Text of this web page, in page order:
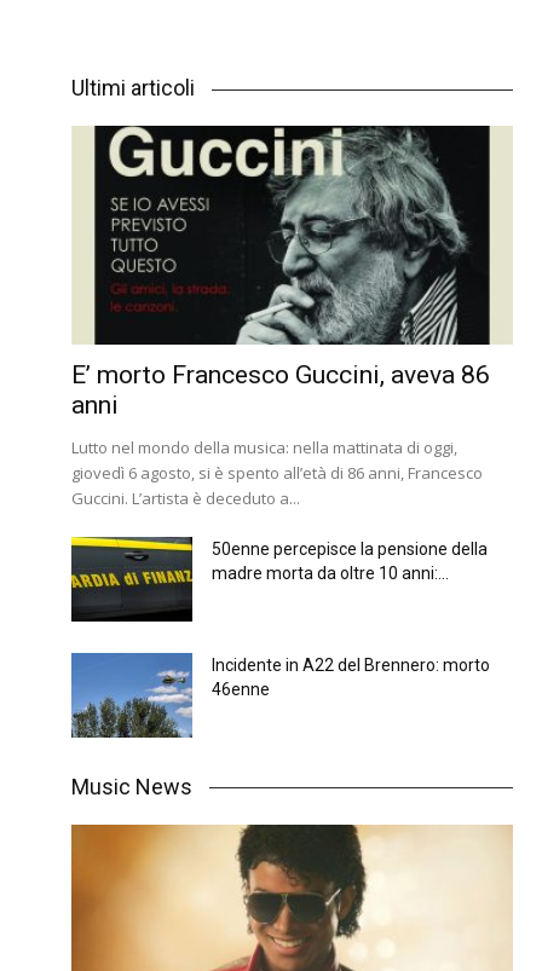
Ultimi articoli
E’ morto Francesco Guccini, aveva 86
anni
Lutto nel mondo della musica: nella mattinata di oggi,
giovedì 6 agosto, si è spento all’età di 86 anni, Francesco
Guccini. L’artista è deceduto a...
50enne percepisce la pensione della
madre morta da oltre 10 anni:...
Incidente in A22 del Brennero: morto
46enne
Music News